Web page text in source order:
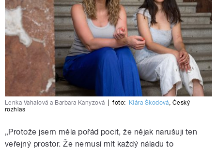
Lenka Vahalová a Barbara Kanyzová foto: Klára Škodová Český
rozhlas
„Protože jsem měla pořád pocit, že nějak narušuji ten
veřejný prostor. Že nemusí mít každý náladu to